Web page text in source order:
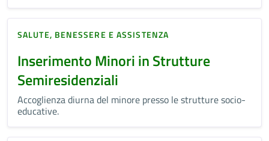
SALUTE, BENESSERE E ASSISTENZA
Inserimento Minori in Strutture
Semiresidenziali
Accoglienza diurna del minore presso le strutture socio-
educative.